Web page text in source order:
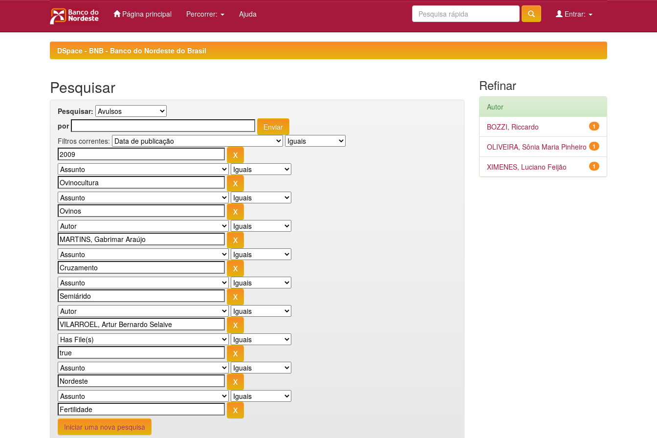
Página principal Percorrer: Ajuda Entrar:
DSpace - BNB - Banco do Nordeste do Brasil
Pesquisar
Pesquisar:
por
Filtros correntes:
Iniciar uma nova pesquisa
Refinar
Autor
1
BOZZI, Riccardo
1
OLIVEIRA, Sônia Maria Pinheiro
1
XIMENES, Luciano Feijão